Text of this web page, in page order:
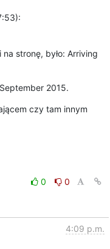
stronę, było: Arriving
2015.
czy tam innym
0
0
4:09 p.m.